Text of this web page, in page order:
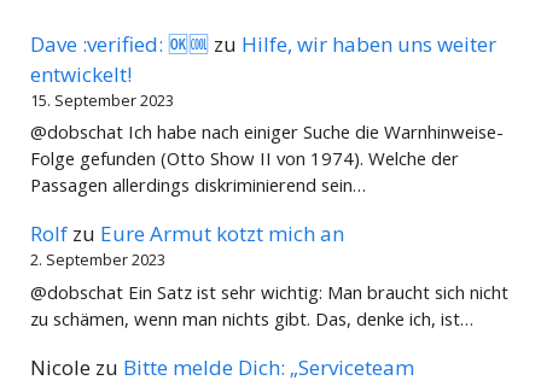
Dave :verified: 🆗🆒 zu Hilfe, wir haben uns weiter
entwickelt!
15. September 2023
@dobschat Ich habe nach einiger Suche die Warnhinweise-
Folge gefunden (Otto Show II von 1974). Welche der
Passagen allerdings diskriminierend sein…
Rolf zu Eure Armut kotzt mich an
2. September 2023
@dobschat Ein Satz ist sehr wichtig: Man braucht sich nicht
zu schämen, wenn man nichts gibt. Das, denke ich, ist…
Nicole zu Bitte melde Dich: „Serviceteam